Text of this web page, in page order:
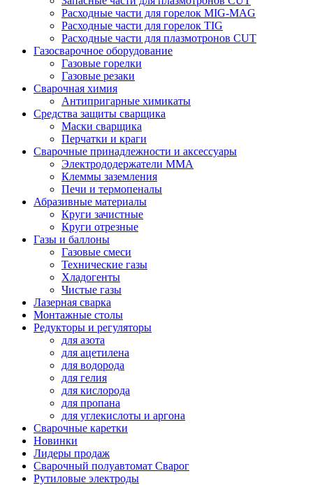
Расходные части для горелок MIG-MAG
Расходные части для горелок TIG
Расходные части для плазмотронов CUT
Газосварочное оборудование
Газовые горелки
Газовые резаки
Сварочная химия
Антипригарные химикаты
Средства защиты сварщика
Маски сварщика
Перчатки и краги
Сварочные принадлежности и аксессуары
Электрододержатели MMA
Клеммы заземления
Печи и термопеналы
Абразивные материалы
Круги зачистные
Круги отрезные
Газы и баллоны
Газовые смеси
Технические газы
Хладогенты
Чистые газы
Лазерная сварка
Монтажные столы
Редукторы и регуляторы
для азота
для ацетилена
для водорода
для гелия
для кислорода
для пропана
для углекислоты и аргона
Сварочные каретки
Новинки
Лидеры продаж
Сварочный полуавтомат Сварог
Рутиловые электроды